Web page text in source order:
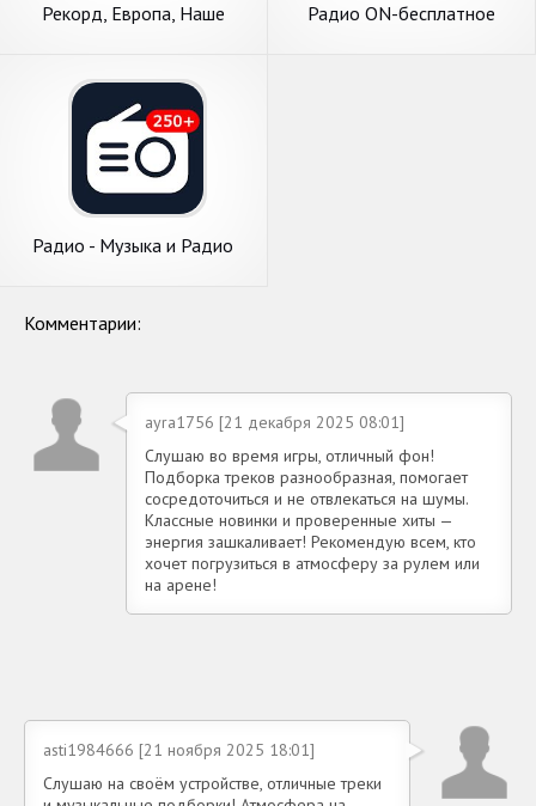
Рекорд, Европа, Наше
Радио ON-бесплатное
Радио - Музыка и Радио
Комментарии:
ayra1756 [21 декабря 2025 08:01]
Слушаю во время игры, отличный фон!
Подборка треков разнообразная, помогает
сосредоточиться и не отвлекаться на шумы.
Классные новинки и проверенные хиты —
энергия зашкаливает! Рекомендую всем, кто
хочет погрузиться в атмосферу за рулем или
на арене!
asti1984666 [21 ноября 2025 18:01]
Слушаю на своём устройстве, отличные треки